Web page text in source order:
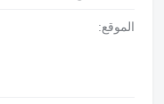
الموقع: